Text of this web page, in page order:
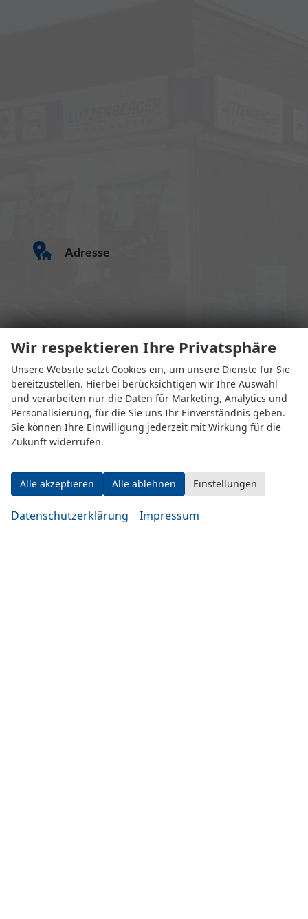
Adresse
Eugen-Rosner-Str. 16
83278 Traunstein
Öffnungszeiten
Wir respektieren Ihre Privatsphäre
Unsere Website setzt Cookies ein, um unsere Dienste für Sie
bereitzustellen. Hierbei berücksichtigen wir Ihre Auswahl
und verarbeiten nur die Daten für Marketing, Analytics und
Personalisierung, für die Sie uns Ihr Einverständnis geben.
Sie können Ihre Einwilligung jederzeit mit Wirkung für die
Zukunft widerrufen.
Alle akzeptieren Alle ablehnen Einstellungen
Datenschutzerklärung Impressum